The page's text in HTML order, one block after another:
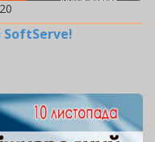
SoftServe!